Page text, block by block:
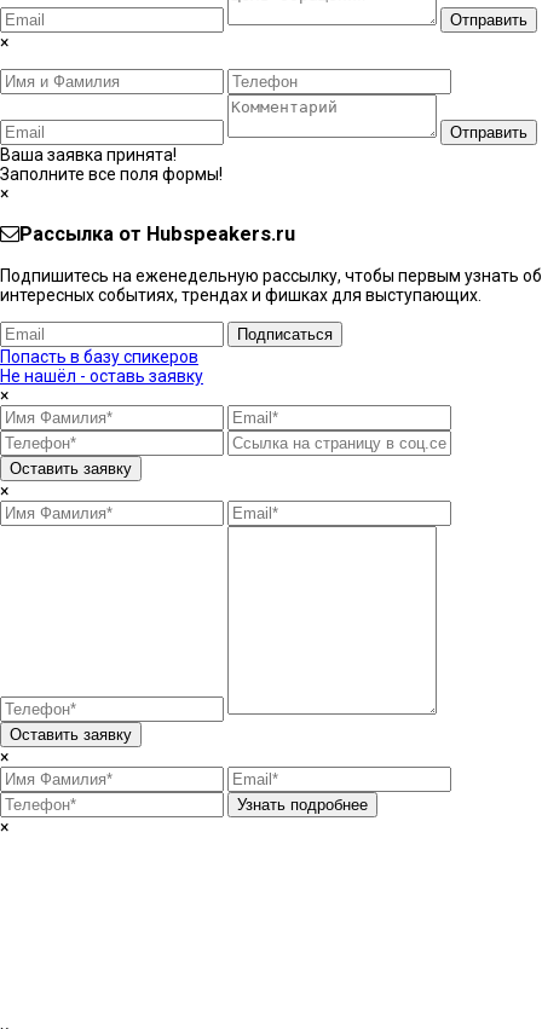
Отправить
×
Отправить
Ваша заявка принята!
Заполните все поля формы!
×
Рассылка от Hubspeakers.ru
Подпишитесь на еженедельную рассылку, чтобы первым узнать об
интересных событиях, трендах и фишках ​для выступающих.
Подписаться
Попасть в базу спикеров
Не нашёл - оставь заявку
×
Оставить заявку
×
Оставить заявку
×
Узнать подробнее
×